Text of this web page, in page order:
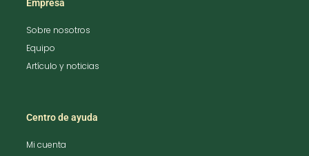
Empresa
Sobre nosotros
Equipo
Artículo y noticias
Centro de ayuda
Mi cuenta